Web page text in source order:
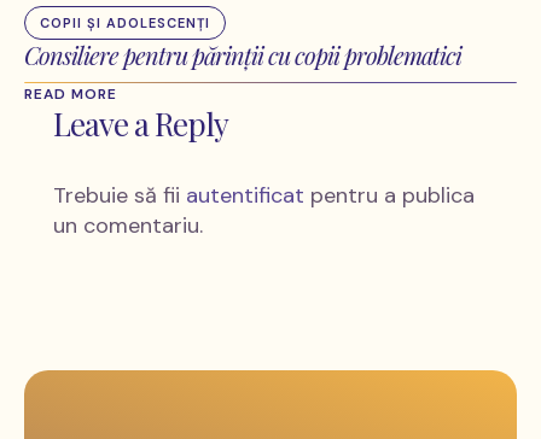
COPII ȘI ADOLESCENȚI
Consiliere pentru părinții cu copii problematici
READ MORE
Leave a Reply
Trebuie să fii autentificat pentru a publica
un comentariu.